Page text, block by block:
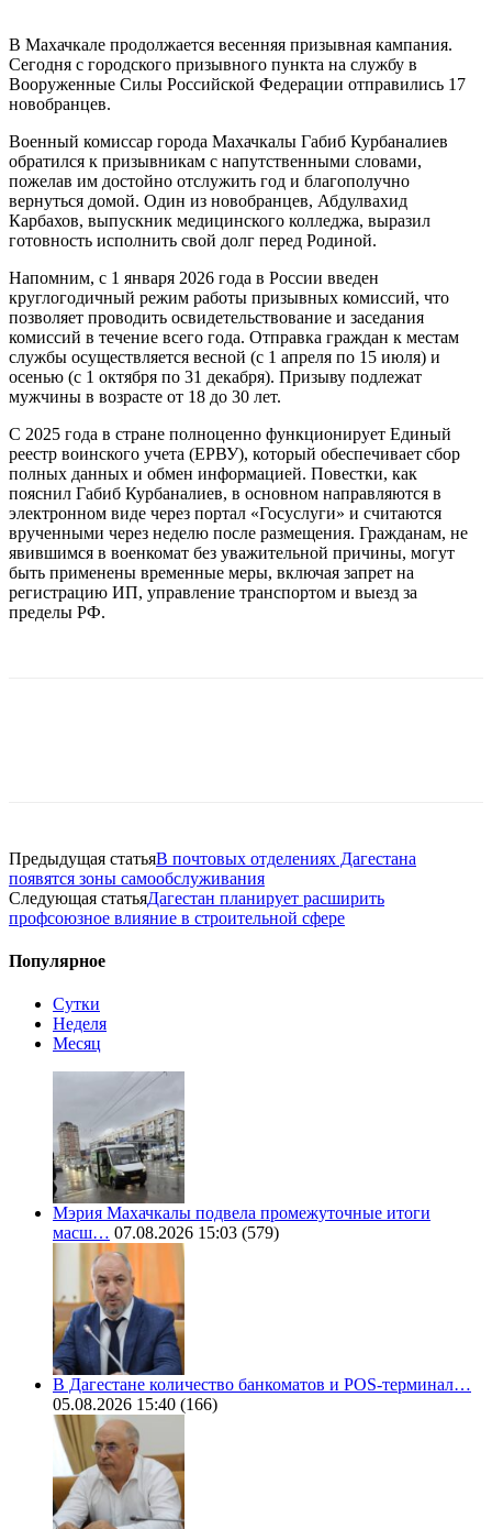
В Махачкале продолжается весенняя призывная кампания.
Сегодня с городского призывного пункта на службу в
Вооруженные Силы Российской Федерации отправились 17
новобранцев.
Военный комиссар города Махачкалы Габиб Курбаналиев
обратился к призывникам с напутственными словами,
пожелав им достойно отслужить год и благополучно
вернуться домой. Один из новобранцев, Абдулвахид
Карбахов, выпускник медицинского колледжа, выразил
готовность исполнить свой долг перед Родиной.
Напомним, с 1 января 2026 года в России введен
круглогодичный режим работы призывных комиссий, что
позволяет проводить освидетельствование и заседания
комиссий в течение всего года. Отправка граждан к местам
службы осуществляется весной (с 1 апреля по 15 июля) и
осенью (с 1 октября по 31 декабря). Призыву подлежат
мужчины в возрасте от 18 до 30 лет.
С 2025 года в стране полноценно функционирует Единый
реестр воинского учета (ЕРВУ), который обеспечивает сбор
полных данных и обмен информацией. Повестки, как
пояснил Габиб Курбаналиев, в основном направляются в
электронном виде через портал «Госуслуги» и считаются
врученными через неделю после размещения. Гражданам, не
явившимся в военкомат без уважительной причины, могут
быть применены временные меры, включая запрет на
регистрацию ИП, управление транспортом и выезд за
пределы РФ.
Предыдущая статьяВ почтовых отделениях Дагестана
появятся зоны самообслуживания
Следующая статьяДагестан планирует расширить
профсоюзное влияние в строительной сфере
Популярное
Сутки
Неделя
Месяц
Мэрия Махачкалы подвела промежуточные итоги
масш… 07.08.2026 15:03 (579)
В Дагестане количество банкоматов и POS-терминал…
05.08.2026 15:40 (166)